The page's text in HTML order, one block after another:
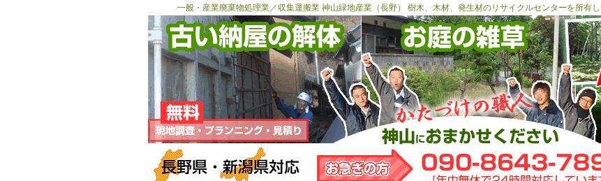
一般・産業廃棄物処理業／収集運搬業 神山緑地産業（長野） 樹木、木材、発生材のリサイクルセンターを所有